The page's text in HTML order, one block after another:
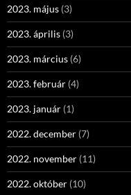
2023. május (3)
2023. április (3)
2023. március (6)
2023. február (4)
2023. január (1)
2022. december (7)
2022. november (11)
2022. október (10)